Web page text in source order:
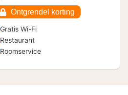
163,80
Ontgrendel korting
Gratis Wi-Fi
Restaurant
Roomservice